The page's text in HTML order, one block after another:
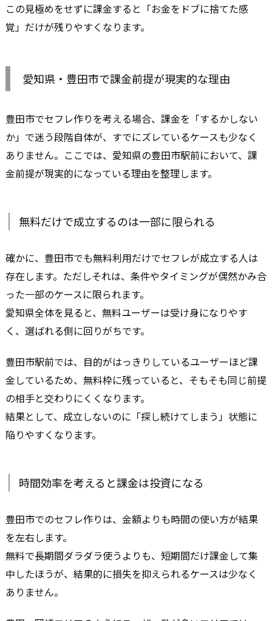
この見極めをせずに課金すると「お金をドブに捨てた感
覚」だけが残りやすくなります。
愛知県・豊田市で課金前提が現実的な理由
豊田市でセフレ作りを考える場合、課金を「するかしない
か」で迷う段階自体が、すでにズレているケースも少なく
ありません。ここでは、愛知県の豊田市駅前において、課
金前提が現実的になっている理由を整理します。
無料だけで成立するのは一部に限られる
確かに、豊田市でも無料利用だけでセフレが成立する人は
存在します。ただしそれは、条件やタイミングが偶然かみ合
った一部のケースに限られます。
愛知県全体を見ると、無料ユーザーは受け身になりやす
く、選ばれる側に回りがちです。
豊田市駅前では、目的がはっきりしているユーザーほど課
金しているため、無料枠に残っていると、そもそも同じ前提
の相手と交わりにくくなります。
結果として、成立しないのに「探し続けてしまう」状態に
陥りやすくなります。
時間効率を考えると課金は投資になる
豊田市でのセフレ作りは、金額よりも時間の使い方が結果
を左右します。
無料で長期間ダラダラ使うよりも、短期間だけ課金して集
中したほうが、結果的に損失を抑えられるケースは少なく
ありません。